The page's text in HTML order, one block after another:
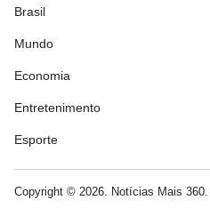
Brasil
Mundo
Economia
Entretenimento
Esporte
Copyright © 2026. Notícias Mais 360.